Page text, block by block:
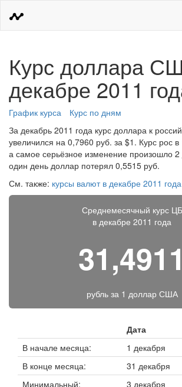
Курс доллара
декабре 2011
График курса
Курс по дням
За декабрь 2011 года курс доллара к
увеличился на 0,7960 руб. за $1. Курс рос в
а самое серьёзное изменение произошло 2
один день доллар потерял 0,5515 руб.
См. также: курсы валют в декабре 2011 года
Среднемесячный курс ЦБ
в декабре 2011 года
31,4911
рубль за 1 доллар США
Дата
В начале месяца:
1 декабря
В конце месяца:
31 декабря
Минимальный:
3 декабря